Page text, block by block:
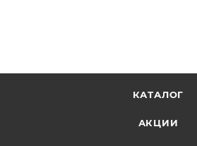
КАТАЛОГ
АКЦИИ